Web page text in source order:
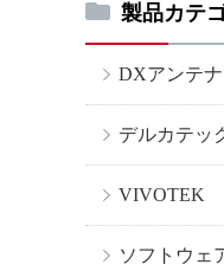
製品カテ
DXアンテナ
デルカテッ
VIVOTEK
ソフトウェ